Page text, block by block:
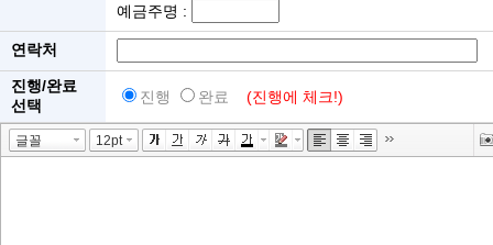
예금주명 :
연락처
진행/완료
선택
진행 완료 (진행에 체크!)